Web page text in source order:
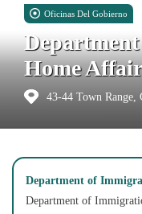
Oficinas Del Gobierno
Home
43-44 Town Range,
Department of
Department of